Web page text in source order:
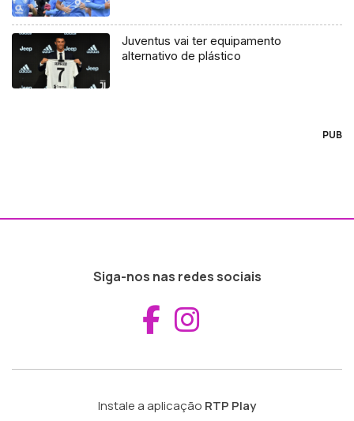
Juventus vai ter equipamento
alternativo de plástico
PUB
Siga-nos nas redes sociais
Aceder ao
Instale a aplicação RTP Play